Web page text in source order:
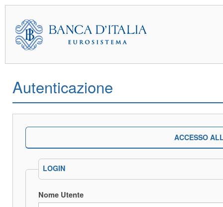
Autenticazione
ACCESSO
LOGIN
Nome Utente